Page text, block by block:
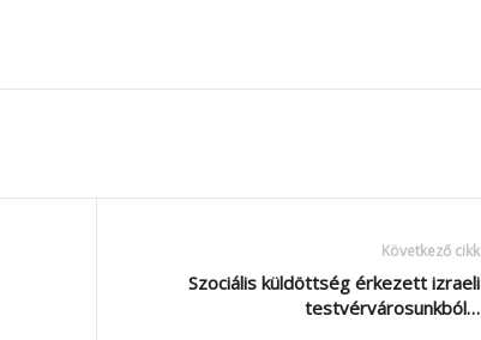
Következő cikk
Szociális küldöttség érkezett izraeli
testvérvárosunkból…